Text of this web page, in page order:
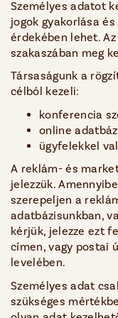
Személyes adatot
jogok gyakorlása
érdekében lehet.
szakaszában meg
Társaságunk a
célból kezeli:
konferencia
online
ügyfelekkel
A reklám- és
jelezzük.
szerepeljen a
adatbázisunkban,
kérjük, jelezze ezt
címen, vagy postai
levelében.
Személyes adat
szükséges